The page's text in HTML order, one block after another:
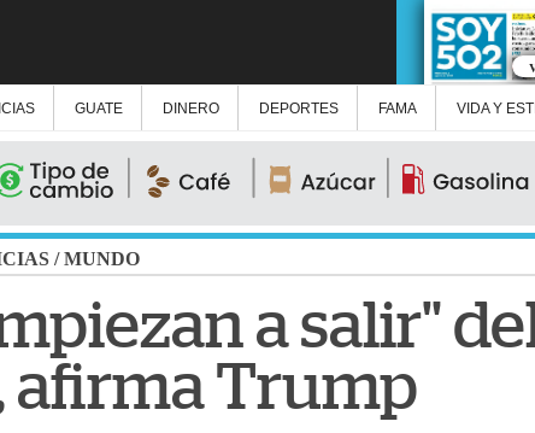
GUATE DINERO DEPORTES FAMA VIDA Y
/MUNDO
a salir"
afirma Trump